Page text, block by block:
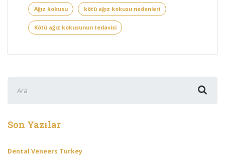
Ağız kokusu kötü ağız kokusu nedenleri
Kötü ağız kokusunun tedavisi
ara:
Son Yazılar
Dental Veneers Turkey